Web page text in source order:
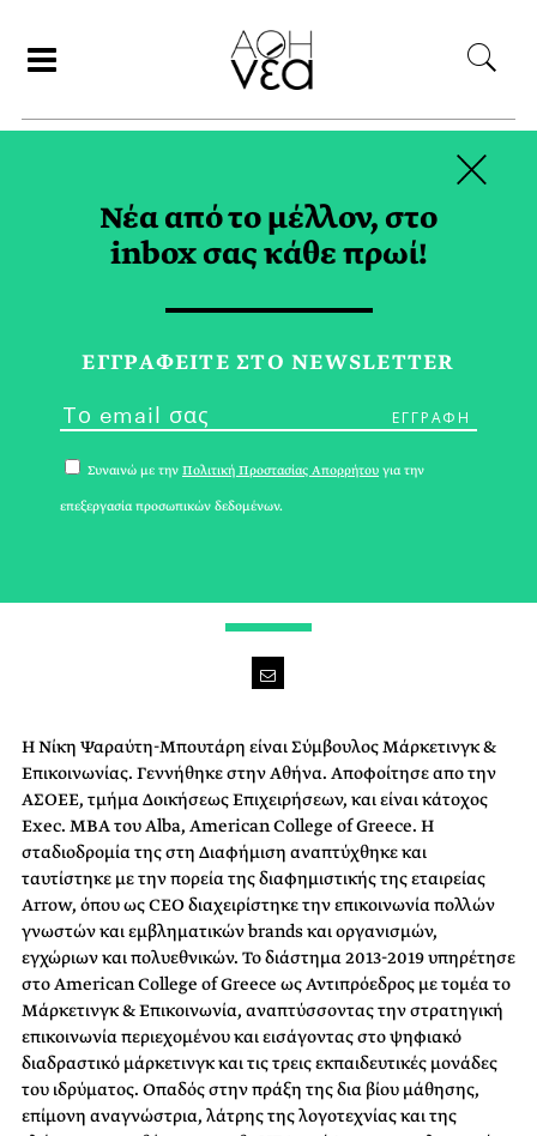
ΝΙΚΗ ΜΠΟΥΤΑΡΗ
Η Νίκη Ψαραύτη-Μπουτάρη είναι Σύμβουλος Μάρκετινγκ &
Επικοινωνίας. Γεννήθηκε στην Αθήνα. Αποφοίτησε απο την
ΑΣΟΕΕ, τμήμα Δοικήσεως Επιχειρήσεων, και είναι κάτοχος
Exec. ΜΒΑ του Alba, American College of Greece. Η
σταδιοδρομία της στη Διαφήμιση αναπτύχθηκε και
ταυτίστηκε με την πορεία της διαφημιστικής της εταιρείας
Arrow, όπου ως CEO διαχειρίστηκε την επικοινωνία πολλών
γνωστών και εμβληματικών brands και οργανισμών,
εγχώριων και πολυεθνικών. Το διάστημα 2013-2019 υπηρέτησε
στο American College of Greece ως Αντιπρόεδρος με τομέα το
Μάρκετινγκ & Επικοινωνία, αναπτύσσοντας την στρατηγική
επικοινωνία περιεχομένου και εισάγοντας στο ψηφιακό
διαδραστικό μάρκετινγκ και τις τρεις εκπαιδευτικές μονάδες
του ιδρύματος. Οπαδός στην πράξη της δια βίου μάθησης,
επίμονη αναγνώστρια, λάτρης της λογοτεχνίας και της
Νέα από το μέλλον, στο
inbox σας κάθε πρωί!
ΕΓΓPΑΦΕΙΤΕ ΣΤΟ NEWSLETTER
Συναινώ με την Πολιτική Προστασίας Απορρήτου για την
επεξεργασία προσωπικών δεδομένων.
×